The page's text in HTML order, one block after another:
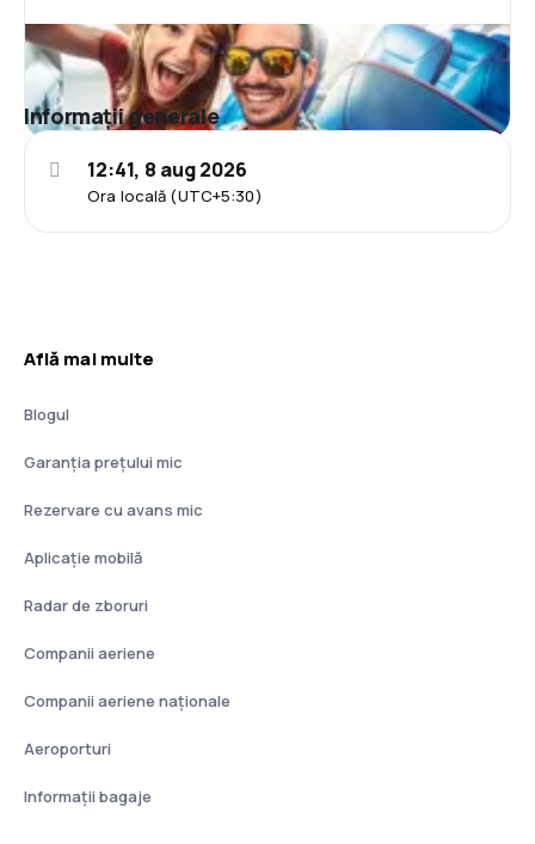
Informații generale
Ora locală (UTC+5:30)
12:41, 8 aug 2026
Află mai multe
Blogul
Garanția prețului mic
Rezervare cu avans mic
Aplicație mobilă
Radar de zboruri
Companii aeriene
Companii aeriene naţionale
Aeroporturi
Informații bagaje